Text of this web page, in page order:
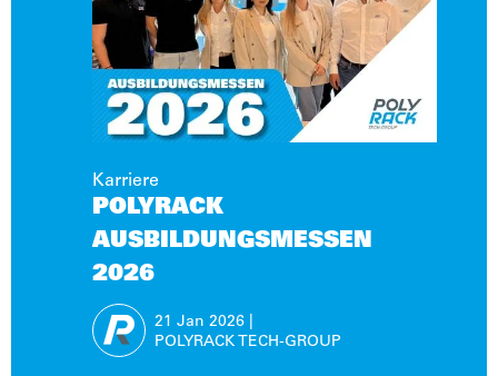
Karriere
POLYRACK
AUSBILDUNGSMESSEN
2026
21 Jan 2026
POLYRACK TECH-GROUP